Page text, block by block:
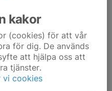
nyheterna på hemsidan. För
loggar du in högst upp till
kakor
(cookies) för att vår
för dig. De används
att hjälpa oss att
tjänster.
vi cookies